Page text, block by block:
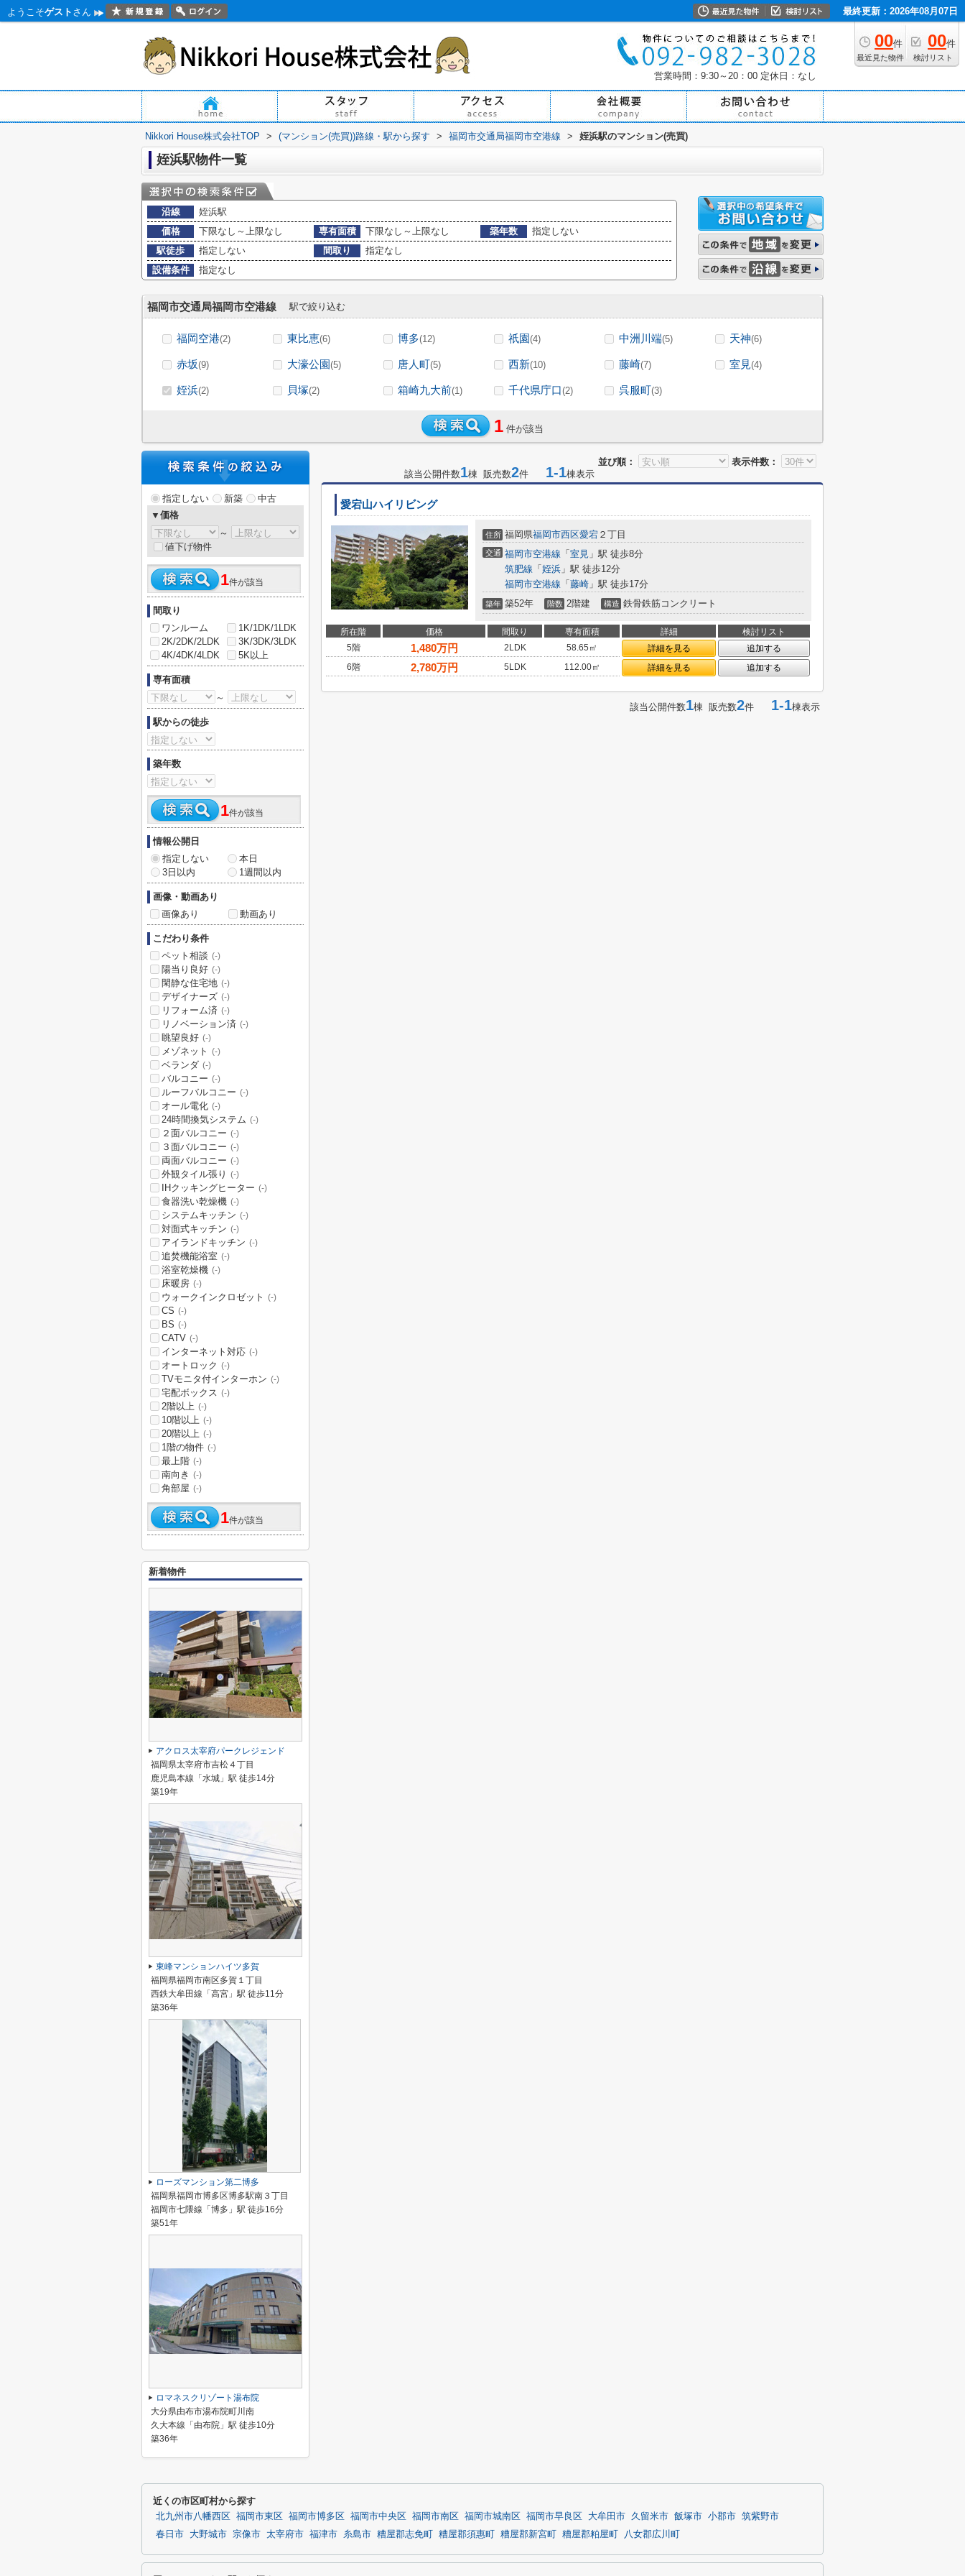
ようこそゲスト さん 最終更新：2026年08月07日
00件
最近見た物件
00件
検討リスト
営業時間：9:30～20：00 定休日：なし
Nikkori House株式会社TOP > (マンション(売買))路線・駅から探す > 福岡市交通局福岡市空港線 > 姪浜駅のマンション(売買)
姪浜駅物件一覧
沿線
姪浜駅
価格
下限なし～上限なし 専有面積 下限なし～上限なし 築年数
指定しない
駅徒歩
指定しない 間取り
指定なし
設備条件
指定なし
福岡市交通局福岡市空港線 駅で絞り込む
福岡空港(2) 東比恵(6) 博多(12) 祇園(4) 中洲川端(5) 天神(6)
赤坂(9) 大濠公園(5) 唐人町(5) 西新(10) 藤崎(7) 室見(4)
姪浜(2) 貝塚(2) 箱崎九大前(1) 千代県庁口(2) 呉服町(3)
1 件が該当
並び順：
表示件数：
該当公開件数1棟 販売数2件 1-1棟表示
愛宕山ハイリビング
住所 福岡県福岡市西区愛宕 ２丁目
交通 福岡市空港線 「 室見 」駅 徒歩8分
筑肥線 「 姪浜 」駅 徒歩12分
福岡市空港線 「 藤崎 」駅 徒歩17分
築年 築52年 階数 2階建 構造 鉄骨鉄筋コンクリート
所在階 価格 間取り 専有面積 詳細
検討リスト
5階
1,480万円 2LDK 58.65㎡ 詳細を見る
追加する
6階
2,780万円 5LDK 112.00㎡ 詳細を見る 追加する
該当公開件数1棟 販売数2件 1-1棟表示
指定しない 新築
中古
▼価格
～
値下げ物件
1件が該当
間取り
ワンルーム
1K/1DK/1LDK
2K/2DK/2LDK
3K/3DK/3LDK
4K/4DK/4LDK
5K以上
専有面積
～
駅からの徒歩
築年数
1件が該当
情報公開日
指定しない
本日
3日以内
1週間以内
画像・動画あり
画像あり
動画あり
こだわり条件
ペット相談 (-)
陽当り良好 (-)
閑静な住宅地 (-)
デザイナーズ (-)
リフォーム済 (-)
リノベーション済 (-)
眺望良好 (-)
メゾネット (-)
ベランダ (-)
バルコニー (-)
ルーフバルコニー (-)
オール電化 (-)
24時間換気システム (-)
２面バルコニー (-)
３面バルコニー (-)
両面バルコニー (-)
外観タイル張り (-)
IHクッキングヒーター (-)
食器洗い乾燥機 (-)
システムキッチン (-)
対面式キッチン (-)
アイランドキッチン (-)
追焚機能浴室 (-)
浴室乾燥機 (-)
床暖房 (-)
ウォークインクロゼット (-)
CS (-)
BS (-)
CATV (-)
インターネット対応 (-)
オートロック (-)
TVモニタ付インターホン (-)
宅配ボックス (-)
2階以上 (-)
10階以上 (-)
20階以上 (-)
1階の物件 (-)
最上階 (-)
南向き (-)
角部屋 (-)
1件が該当
新着物件
アクロス太宰府パークレジェンド
福岡県太宰府市吉松４丁目
鹿児島本線「水城」駅 徒歩14分
築19年
東峰マンションハイツ多賀
福岡県福岡市南区多賀１丁目
西鉄大牟田線「高宮」駅 徒歩11分
築36年
ローズマンション第二博多
福岡県福岡市博多区博多駅南３丁目
福岡市七隈線「博多」駅 徒歩16分
築51年
ロマネスクリゾート湯布院
大分県由布市湯布院町川南
久大本線「由布院」駅 徒歩10分
築36年
近くの市区町村から探す
北九州市八幡西区 福岡市東区 福岡市博多区 福岡市中央区 福岡市南区 福岡市城南区 福岡市早良区 大牟田市 久留米市 飯塚市 小郡市 筑紫野市
春日市
大野城市 宗像市 太宰府市 福津市 糸島市 糟屋郡志免町 糟屋郡須惠町 糟屋郡新宮町 糟屋郡粕屋町 八女郡広川町